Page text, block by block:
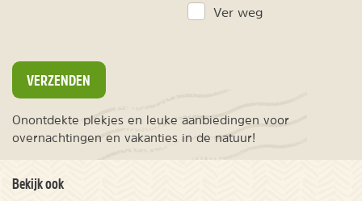
Ver weg
VERZENDEN
Onontdekte plekjes en leuke aanbiedingen voor
overnachtingen en vakanties in de natuur!
Bekijk ook